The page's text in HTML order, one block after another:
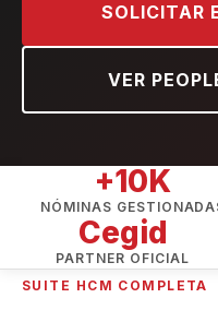
SOLICITAR
VER
+10K
NÓMINAS
Cegid
PARTNER OFICIAL
SUITE HCM COMPLETA